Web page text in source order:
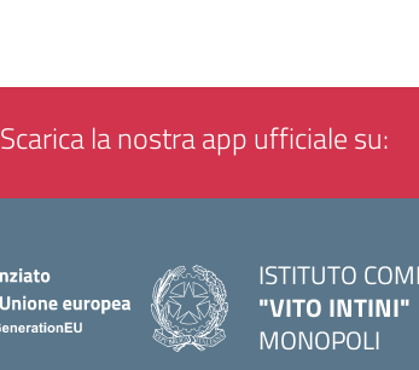
Scarica la nostra app ufficiale su:
ISTITUTO
"VITO INTINI"
MONOPOLI